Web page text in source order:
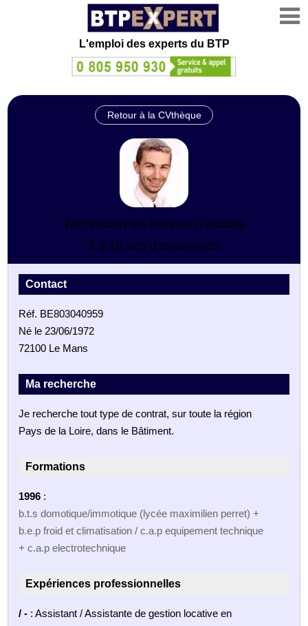
L'emploi des experts du BTP
Retour à la CVthèque
Technicien en bureau d'etudes
5 à 10 ans d'expérience
Contact
Réf. BE803040959
Né le 23/06/1972
72100 Le Mans
Ma recherche
Je recherche tout type de contrat, sur toute la région
Pays de la Loire, dans le Bâtiment.
Formations
1996 :
b.t.s domotique/immotique (lycée maximilien perret) +
b.e.p froid et climatisation / c.a.p equipement technique
+ c.a.p electrotechnique
Expériences professionnelles
/ - : Assistant / Assistante de gestion locative en